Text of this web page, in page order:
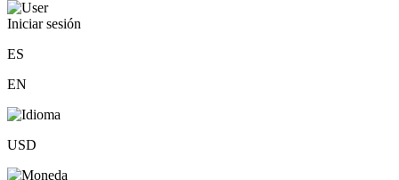
Iniciar sesión
ES
EN
USD